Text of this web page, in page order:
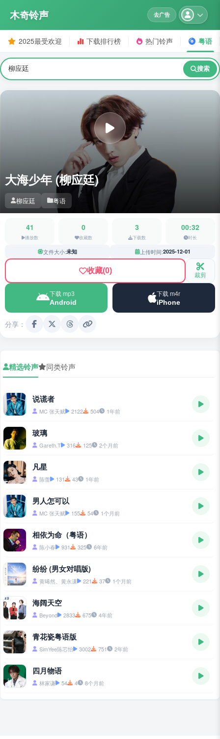
木奇铃声 去广告
2025最受欢迎 下载排行榜 热门铃声 粤语
搜索
大海少年 (柳应廷)
柳应廷 粤语
41
播放数
0
收藏数
3
下载数
00:32
时长
文件大小:未知 上传时间:2025-12-01
收藏(0) 裁剪
下载 mp3
Android
下载 m4r
iPhone
分享：
精选铃声 同类铃声
说谎者
MC 张天赋 2122 504 1年前
玻璃
Gareth.T 316 125 2个月前
凡星
陈蕾 131 43 1年前
男人怎可以
MC 张天赋 155 54 1个月前
相依为命（粤语）
陈小春 931 325 6年前
纷纷 (男女对唱版)
黄晞然、黄永潇 221 37 1个月前
海阔天空
Beyond 2833 675 4年前
青花瓷粤语版
SimYee陈芯怡 3002 751 2年前
四月物语
林家谦 54 4 8个月前